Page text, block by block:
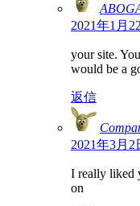
2021年1月
your site.
would be a
返信
2021年3月2
I really liked
on